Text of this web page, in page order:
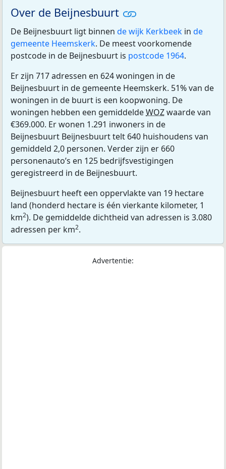
Over de Beijnesbuurt
De Beijnesbuurt ligt binnen de wijk Kerkbeek in de
gemeente Heemskerk. De meest voorkomende
postcode in de Beijnesbuurt is postcode 1964.
Er zijn 717 adressen en 624 woningen in de
Beijnesbuurt in de gemeente Heemskerk. 51% van de
woningen in de buurt is een koopwoning. De
woningen hebben een gemiddeldeWOZwaarde van
€369.000. Er wonen 1.291 inwoners in de
Beijnesbuurt Beijnesbuurt telt 640 huishoudens van
gemiddeld 2,0 personen. Verder zijn er 660
personenauto’s en 125 bedrijfsvestigingen
geregistreerd in de Beijnesbuurt.
Beijnesbuurt heeft een oppervlakte van 19 hectare
land (honderd hectare is één vierkante kilometer, 1
km2). De gemiddelde dichtheid van adressen is 3.080
adressen per km2.
Advertentie: